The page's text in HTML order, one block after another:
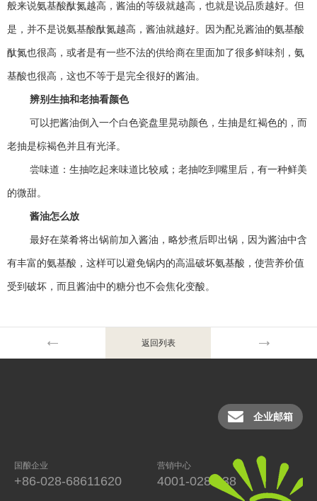
般来说氨基酸酞氮越高，酱油的等级就越高，也就是说品质越好。但
是，并不是说氨基酸酞氮越高，酱油就越好。因为配兑酱油的氨基酸
酞氮也很高，或者是有一些不法的供给商在里面加了很多鲜味剂，氨
基酸也很高，这也不等于是完全很好的酱油。
辨别生抽和老抽看颜色
可以把酱油倒入一个白色瓷盘里晃动颜色，生抽是红褐色的，而
老抽是棕褐色并且有光泽。
尝味道：生抽吃起来味道比较咸；老抽吃到嘴里后，有一种鲜美
的微甜。
酱油怎么放
最好在菜肴将出锅前加入酱油，略炒煮后即出锅，因为酱油中含
有丰富的氨基酸，这样可以避免锅内的高温破坏氨基酸，使营养价值
受到破坏，而且酱油中的糖分也不会焦化变酸。
返回列表
国酿企业
+86-028-68611620
营销中心
4001-028-038
企业邮箱